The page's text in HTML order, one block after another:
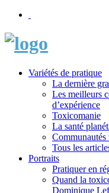
Variétés de pratique
La dernière
Les meilleurs
d’expérience
Toxicomanie
La santé
Communautés
Tous les
Portraits
Pratiquer en
Quand la
Dominique